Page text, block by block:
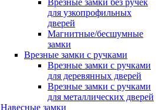
Врезные замки без ручек
для узкопрофильных
дверей
Магнитные/бесшумные
замки
Врезные замки с ручками
Врезные замки с ручками
для деревянных дверей
Врезные замки с ручками
для металлических дверей
Навесные замки